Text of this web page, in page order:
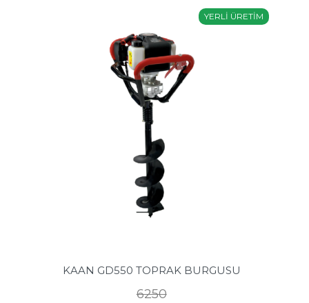
YERLİ ÜRETİM
KAAN GD550 TOPRAK BURGUSU
6250